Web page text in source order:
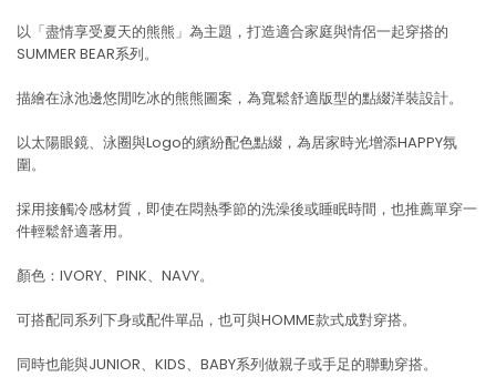
以「盡情享受夏天的熊熊」為主題，打造適合家庭與情侶一起穿搭的
SUMMER BEAR系列。
描繪在泳池邊悠閒吃冰的熊熊圖案，為寬鬆舒適版型的點綴洋裝設計。
以太陽眼鏡、泳圈與Logo的繽紛配色點綴，為居家時光增添HAPPY氛
圍。
採用接觸冷感材質，即使在悶熱季節的洗澡後或睡眠時間，也推薦單穿一
件輕鬆舒適著用。
顏色：IVORY、PINK、NAVY。
可搭配同系列下身或配件單品，也可與HOMME款式成對穿搭。
同時也能與JUNIOR、KIDS、BABY系列做親子或手足的聯動穿搭。